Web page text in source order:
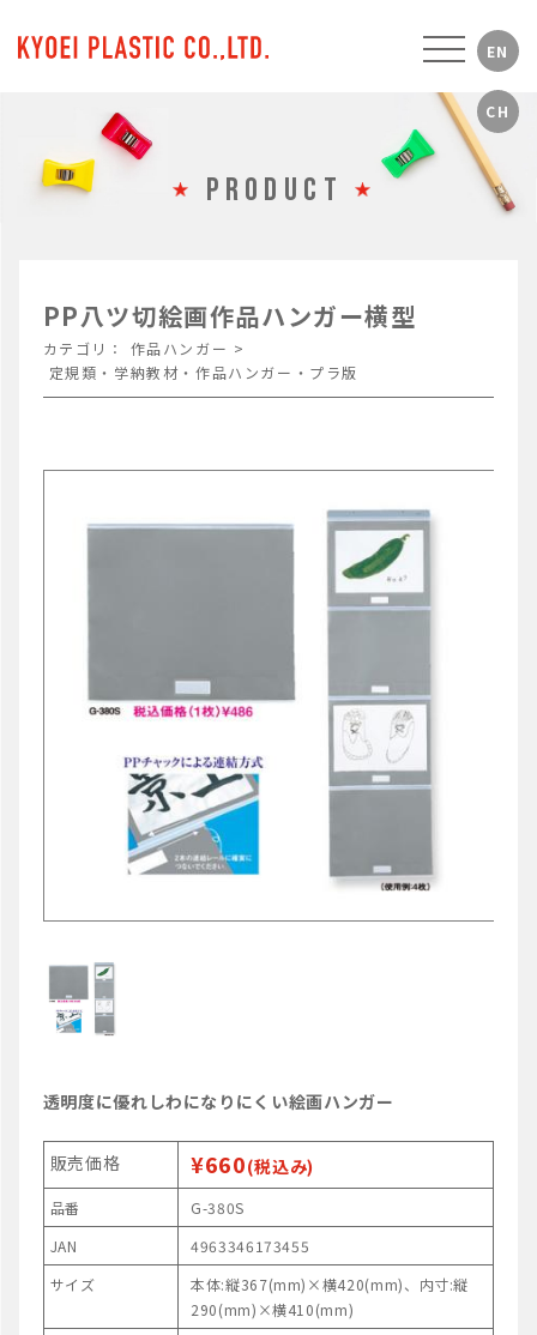
PRODUCT
PP八ツ切絵画作品ハンガー横型
カテゴリ： 作品ハンガー >
定規類・学納教材・作品ハンガー・プラ版
透明度に優れしわになりにくい絵画ハンガー
販売価格 ¥660(税込み)
品番
G-380S
JAN
4963346173455
サイズ
本体:縦367(mm)×横420(mm)、内寸:縦
290(mm)×横410(mm)